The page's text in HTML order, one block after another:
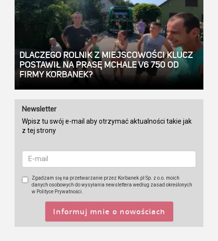
DLACZEGO ROLNIK Z MIEJSCOWOŚCI KLUCZ
POSTAWIŁ NA PRASĘ MCHALE V6 750 OD
FIRMY KORBANEK?
Newsletter
Wpisz tu swój e-mail aby otrzymać aktualności takie jak
z tej strony
Zgadzam się na przetwarzanie przez Korbanek.pl Sp. z o.o. moich
danych osobowych do wysyłania newslettera według zasad określonych
w Polityce Prywatności.
Informuj mnie o nowościach